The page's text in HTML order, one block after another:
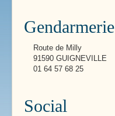
Gendarmerie
Route de Milly
91590 GUIGNEVILLE
01 64 57 68 25
Social